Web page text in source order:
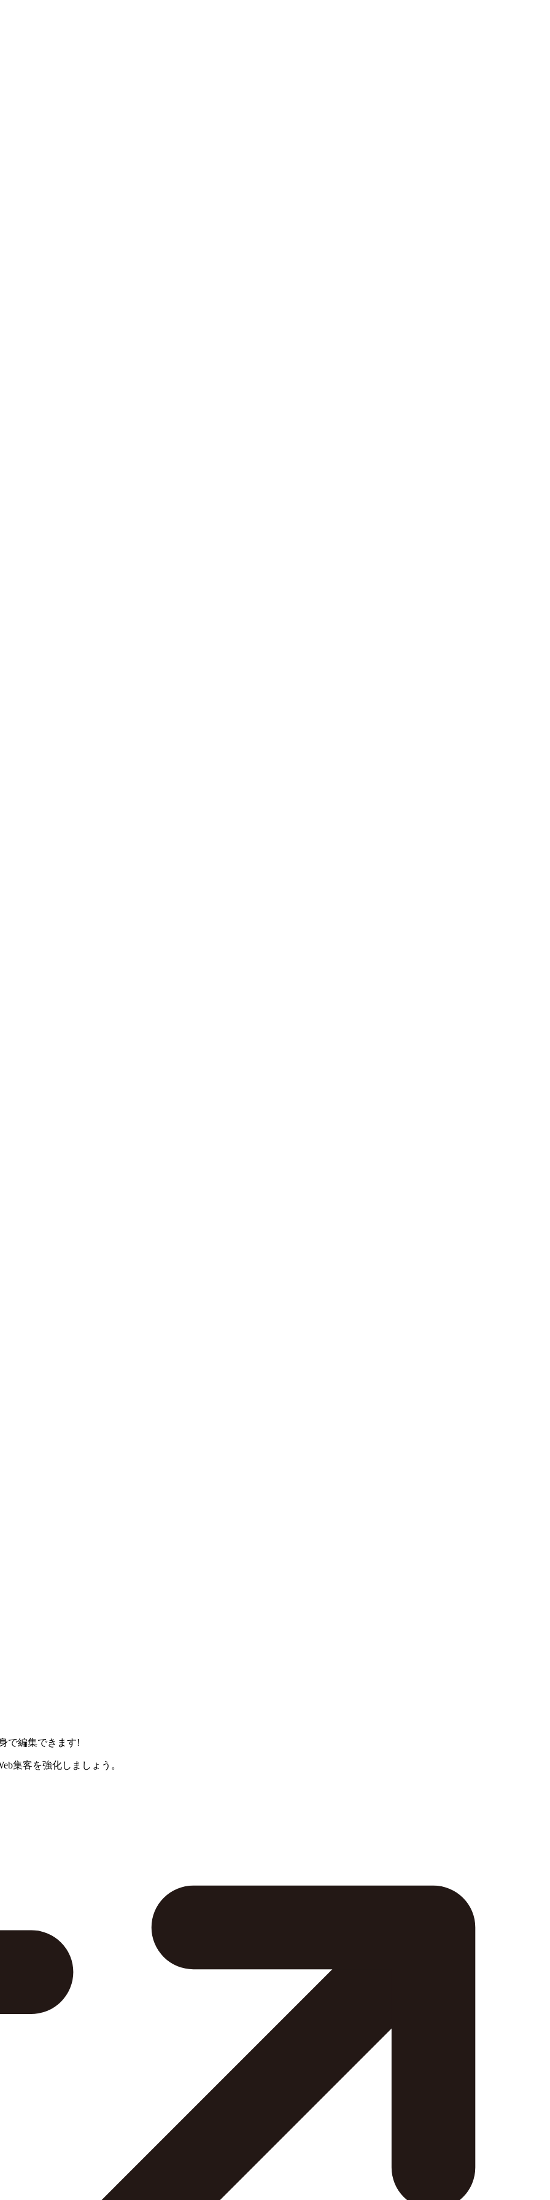
で編集できます!
集客を強化しましょう。